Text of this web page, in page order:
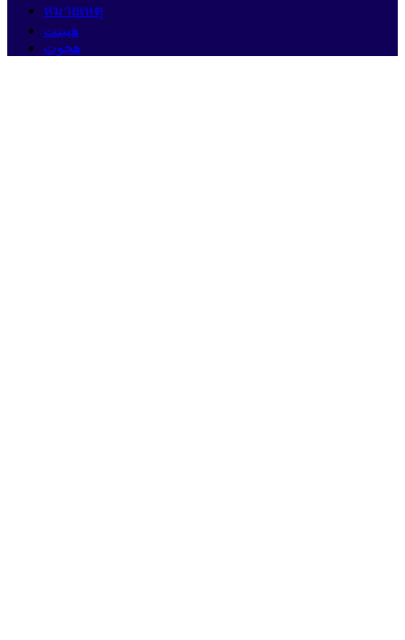
หมายเหตุ
هيبنت
هجوت